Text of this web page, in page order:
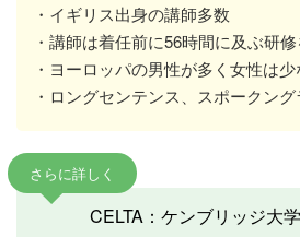
・イギリス出身の講師多数
・講師は着任前に56時間に及ぶ研
・ヨーロッパの男性が多く女性は少
・ロングセンテンス、スポークン
さらに詳しく
CELTA：ケンブリッジ大